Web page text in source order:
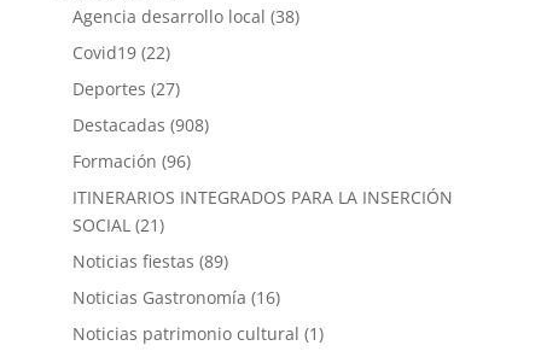
Agencia desarrollo local (38)
Covid19(22)
Deportes (27)
Destacadas (908)
Formación (96)
ITINERARIOS INTEGRADOS PARA LA INSERCIÓN
SOCIAL (21)
Noticias fiestas (89)
Noticias Gastronomía (16)
Noticias patrimonio cultural (1)